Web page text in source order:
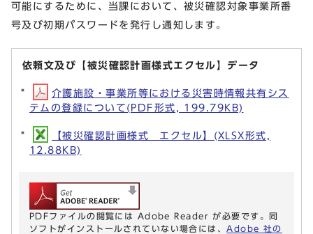
可能にするために、当課において、被災確認対象事業所番
号及び初期パスワードを発行し通知します。
依頼文及び【被災確認計画様式エクセル】データ
介護施設・事業所等における災害時情報共有シス
テムの登録について(PDF形式, 199.79KB)
【被災確認計画様式 エクセル】(XLSX形式,
12.88KB)
PDFファイルの閲覧には Adobe Reader が必要です。同
ソフトがインストールされていない場合には、 Adobe 社の